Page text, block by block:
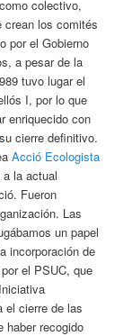
colectivo,
crean los comités
por el Gobierno
a pesar de la
tuvo lugar el
I, por lo que
enriquecido con
cierre definitivo.
Acció Ecologista
la actual
Fueron
Las
un papel
incorporación de
el PSUC, que
el cierre de las
haber recogido